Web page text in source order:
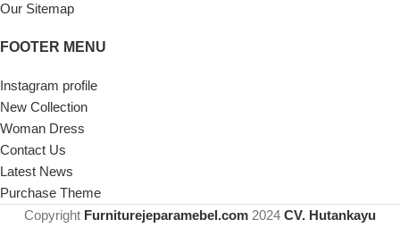
Our Sitemap
FOOTER MENU
Instagram profile
New Collection
Woman Dress
Contact Us
Latest News
Purchase Theme
Copyright Furniturejeparamebel.com 2024 CV. Hutankayu